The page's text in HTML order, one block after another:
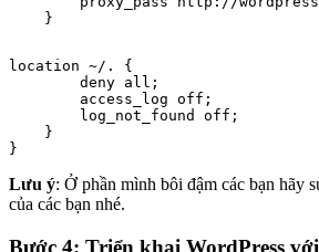
    }
location ~/. {
        deny all;
        access_log off;
        log_not_found off;
    }
}
Lưu ý: Ở phần mình bôi đậm các bạn hãy
của các bạn nhé.
Bước 4: Triển khai WordPress